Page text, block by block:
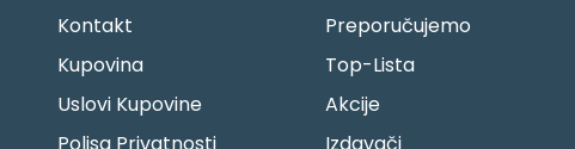
Kontakt
Kupovina
Uslovi Kupovine
Preporučujemo
Top-Lista
Akcije